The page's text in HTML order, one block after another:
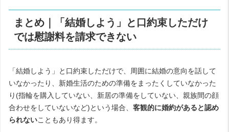
まとめ｜「結婚しよう」と口約束しただけ
では慰謝料を請求できない
「結婚しよう」と口約束しただけで、周囲に結婚の意向を話して
いなかったり、新婚生活のための準備をまったくしていなかった
り(指輪を購入していない、新居の準備をしていない、親族間の顔
合わせをしていないなど)という場合、 客観的に婚約があると認め
られないこともあり得ます。